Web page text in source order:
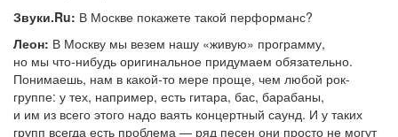
Звуки.Ru: В Москве покажете такой перформанс?
Леон: В Москву мы везем нашу «живую» программу,
но мы что-нибудь оригинальное придумаем обязательно.
Понимаешь, нам в какой-то мере проще, чем любой рок-
группе: у тех, например, есть гитара, бас, барабаны,
и им из всего этого надо ваять концертный саунд. И у таких
групп всегда есть проблема — ряд песен они просто не могут